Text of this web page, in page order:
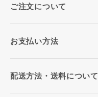
ご注文について
お支払い方法
配送方法・送料について